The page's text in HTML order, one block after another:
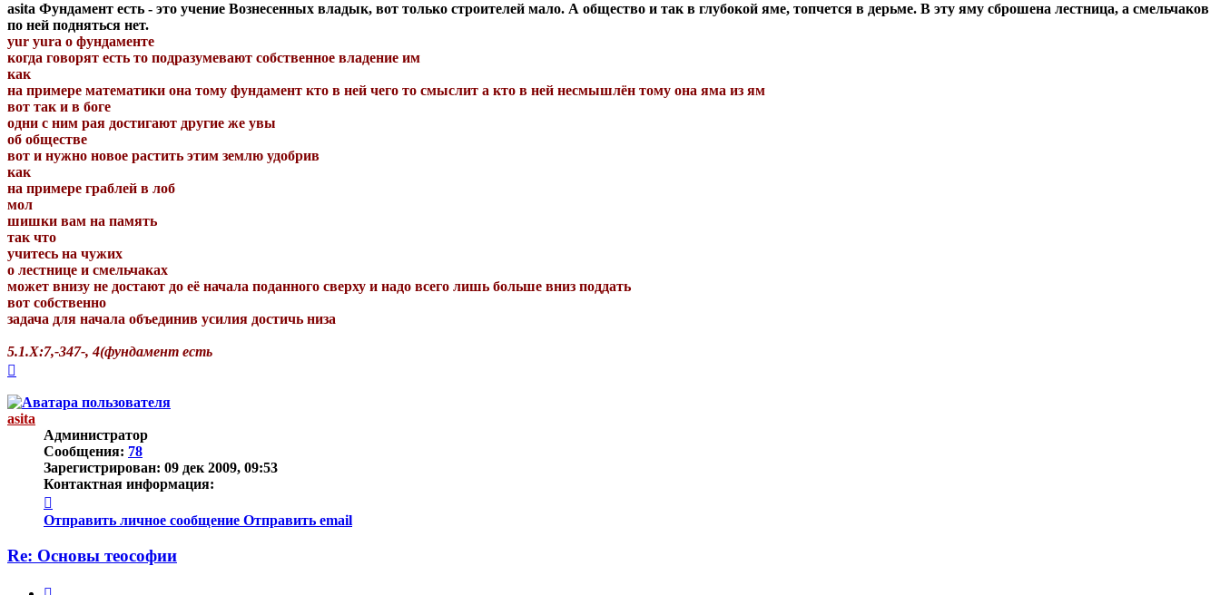
asita Фундамент есть - это учение Вознесенных владык, вот только строителей мало. А общество и так в глубокой яме, топчется в дерьме. В эту яму сброшена лестница, а смельчаков
по ней подняться нет.
yur yura о фундаменте
когда говорят есть то подразумевают собственное владение им
как
на примере математики она тому фундамент кто в ней чего то смыслит а кто в ней несмышлён тому она яма из ям
вот так и в боге
одни с ним рая достигают другие же увы
об обществе
вот и нужно новое растить этим землю удобрив
как
на примере граблей в лоб
мол
шишки вам на память
так что
учитесь на чужих
о лестнице и смельчаках
может внизу не достают до её начала поданного сверху и надо всего лишь больше вниз поддать
вот собственно
задача для начала объединив усилия достичь низа
5.1.Х:7,-347-, 4(фундамент есть
началу
asita
Администратор
Сообщения: 78
Зарегистрирован: 09 дек 2009, 09:53
Контактная информация:
информация
пользователя
Отправить личное сообщение Отправить email
Re: Основы теософии